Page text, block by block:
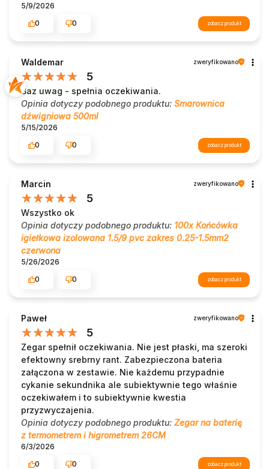
5/9/2026
0
0 zobacz produkt
Waldemar zweryfikowano
5
Baz uwag - spełnia oczekiwania.
Opinia dotyczy podobnego produktu: Smarownica
dźwigniowa 500ml
5/15/2026
0
0 zobacz produkt
Marcin zweryfikowano
5
Wszystko ok
Opinia dotyczy podobnego produktu: 100x Końcówka
igiełkowa izolowana 1.5/9 pvc zakres 0.25-1.5mm2
czerwona
5/26/2026
0
0 zobacz produkt
Paweł zweryfikowano
5
Zegar spełnił oczekiwania. Nie jest płaski, ma szeroki
efektowny srebrny rant. Zabezpieczona bateria
załączona w zestawie. Nie każdemu przypadnie
cykanie sekundnika ale subiektywnie tego właśnie
oczekiwałem i to subiektywnie kwestia
przyzwyczajenia.
Opinia dotyczy podobnego produktu: Zegar na baterię
z termometrem i higrometrem 26CM
6/3/2026
0
0 zobacz produkt